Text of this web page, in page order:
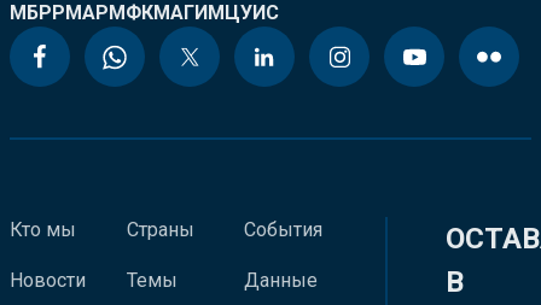
МБРРМАРМФКМАГИМЦУИС
Кто мы
Новости
Страны
Темы
События
Данные
В